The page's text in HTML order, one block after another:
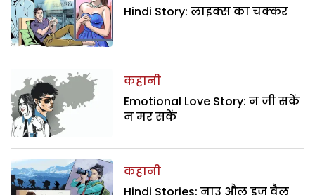
Hindi Story: लाइक्स का चक्कर
कहानी
Emotional Love Story: न जी सकें
न मर सकें
कहानी
Hindi Stories: नाउ औल इज वैल